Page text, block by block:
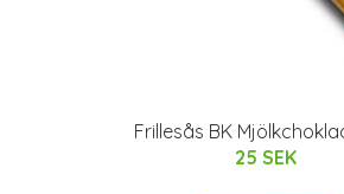
Frillesås BK
25 SEK